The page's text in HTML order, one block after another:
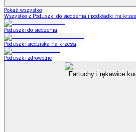
Pokaż wszystko
Wszystko z Poduszki do siedzenia i podkładki na
Poduszki do siedzenia
Poduszki siedziska na krzesła
Poduszki zdrowotne
Fartuchy i rękawice